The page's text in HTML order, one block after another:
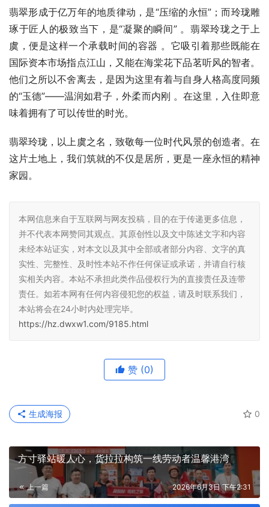
翡翠形成于亿万年的地质律动，是“压缩的永恒”；而玲珑雕
琢于匠人的极致当下，是“凝聚的瞬间” 。翡翠玲珑之于上
虞，便是这样一个承载时间的容器 。它吸引着那些既能在
国际资本市场指点江山，又能在海棠花下品茗听风的智者。
他们之所以不舍离去，是因为这里有着与自身人格高度同频
的“玉德”——温润如君子，外柔而内刚 。在这里，入住即意
味着拥有了可以传世的时光。
翡翠玲珑，以上虞之名，致敬每一位时代风景的创造者。在
这片土地上，我们筑就的不仅是居所，更是一座永恒的精神
家园。
本网信息来自于互联网与网友投稿，目的在于传递更多信息，
并不代表本网赞同其观点。其原创性以及文中陈述文字和内容
未经本站证实，对本文以及其中全部或者部分内容、文字的真
实性、完整性、及时性本站不作任何保证或承诺，并请自行核
实相关内容。本站不承担此类作品侵权行为的直接责任及连带
责任。如若本网有任何内容侵犯您的权益，请及时联系我们，
本站将会在24小时内处理完毕。
https://hz.dwxw1.com/9185.html
赞 (0)
0
生成海报
方寸驿站暖人心，货拉拉构筑一线劳动者温馨港湾
上一篇 2026年6月3日 下午2:31